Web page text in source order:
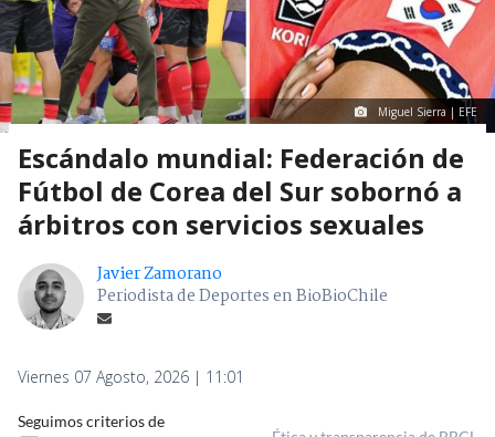
Miguel Sierra | EFE
Escándalo mundial: Federación de
Fútbol de Corea del Sur sobornó a
árbitros con servicios sexuales
Javier Zamorano
Periodista de Deportes en BioBioChile
Viernes 07 Agosto, 2026 | 11:01
Seguimos criterios de